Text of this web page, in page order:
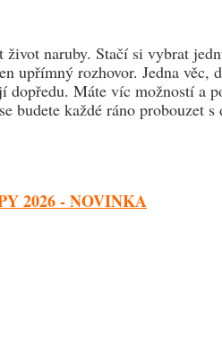
život naruby. Stačí si vybrat
upřímný rozhovor. Jedna věc,
dopředu. Máte víc možností a
budete každé ráno probouzet
2026 - NOVINKA